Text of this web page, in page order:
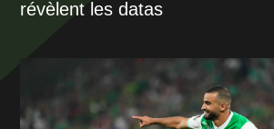
révèlent les datas